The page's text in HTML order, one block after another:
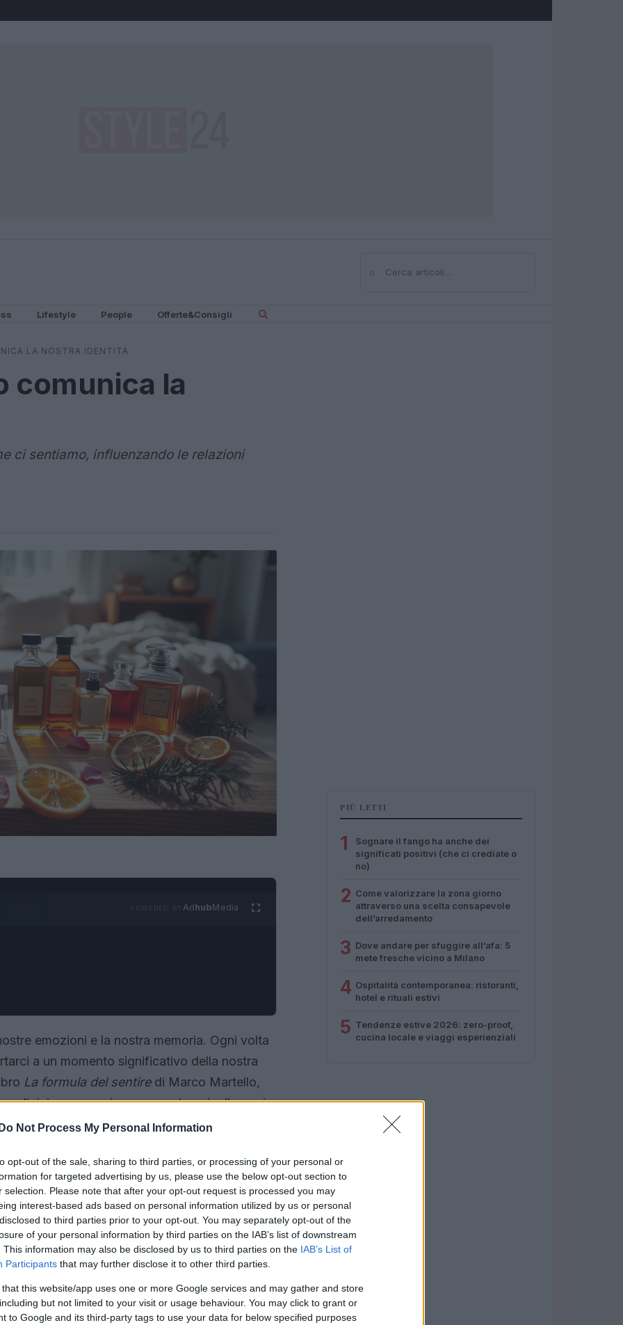
Do Not Process My Personal Information
opt-out of the sale, sharing to third parties, or processing of your personal or
for targeted advertising by us, please use the below opt-out section to
selection. Please note that after your opt-out request is processed you may
interest-based ads based on personal information utilized by us or personal
to third parties prior to your opt-out. You may separately opt-out of the
of your personal information by third parties on the IAB’s list of downstream
This information may also be disclosed by us to third parties on the IAB’s List of
Participants that may further disclose it to other third parties.
that this website/app uses one or more Google services and may gather and store
but not limited to your visit or usage behaviour. You may click to grant or
to Google and its third-party tags to use your data for below specified purposes
⌕Cerca
Lifestyle People Offerte&Consigli
LA NOSTRA IDENTITÀ
comunica la
ci sentiamo, influenzando le relazioni
AdhubMedia
emozioni e la nostra memoria. Ogni volta
a un momento significativo della nostra
La formula del sentiredi Marco Martello,
di rivivere esperienze passate e ricollegarci
PIÙ LETTI
1
Sognare il fango ha anche dei
significati positivi (che ci crediate o
no)
2 Come valorizzare la zona giorno
attraverso una scelta consapevole
dell’arredamento
3 Dove andare per sfuggire all’afa: 5
mete fresche vicino a Milano
4 Ospitalità contemporanea: ristoranti,
hotel e rituali estivi
5 Tendenze estive 2026: zero-proof,
cucina locale e viaggi esperienziali